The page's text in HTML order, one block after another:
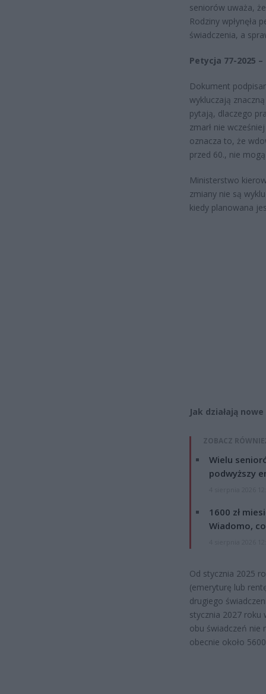
seniorów uważa,
Rodziny wpłynęła
świadczenia, a
Petycja 77-2025
Dokument
wykluczają
pytają, dlaczego
zmarł nie
oznacza to, że
przed 60., nie
Ministerstwo
zmiany nie są
kiedy planowana
Jak działają
ZOBACZ
Wielu
podwyższy
1600 zł
Wiadomo,
Od stycznia 2025
(emeryturę lub
drugiego
stycznia 2027 roku
obu świadczeń nie
obecnie około